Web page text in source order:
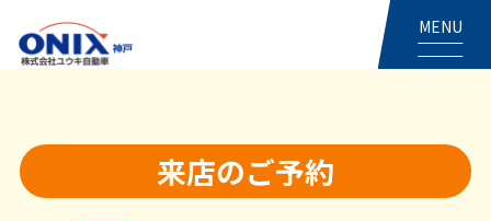
MENU
来店のご予約